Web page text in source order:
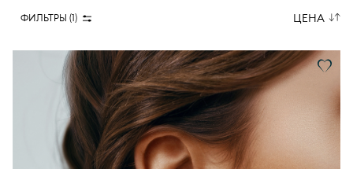
ФИЛЬТРЫ (1) ЦЕНА